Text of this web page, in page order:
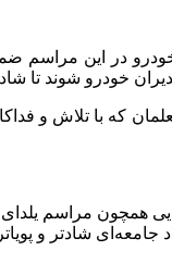
در این مراسم ضمن
خودرو شوند تا
که با تلاش و
همچون مراسم
شادتر و